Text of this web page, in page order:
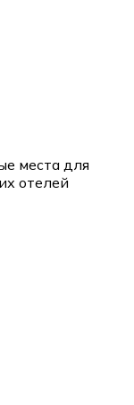
места для
отелей